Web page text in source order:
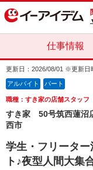
仕事情報
更新日：2026/08/01 ※更新日
アルバイト パート
職種：すき家の店舗スタッフ
すき家 50号筑西蓮沼
西市
学生・フリータ
ト♪夜型人間大集